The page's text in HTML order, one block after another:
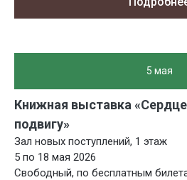
5 мая
Книжная выставка
подвигу»
Зал новых поступлений, 1 этаж
5 по 18 мая 2026
Свободный, по бесплатным